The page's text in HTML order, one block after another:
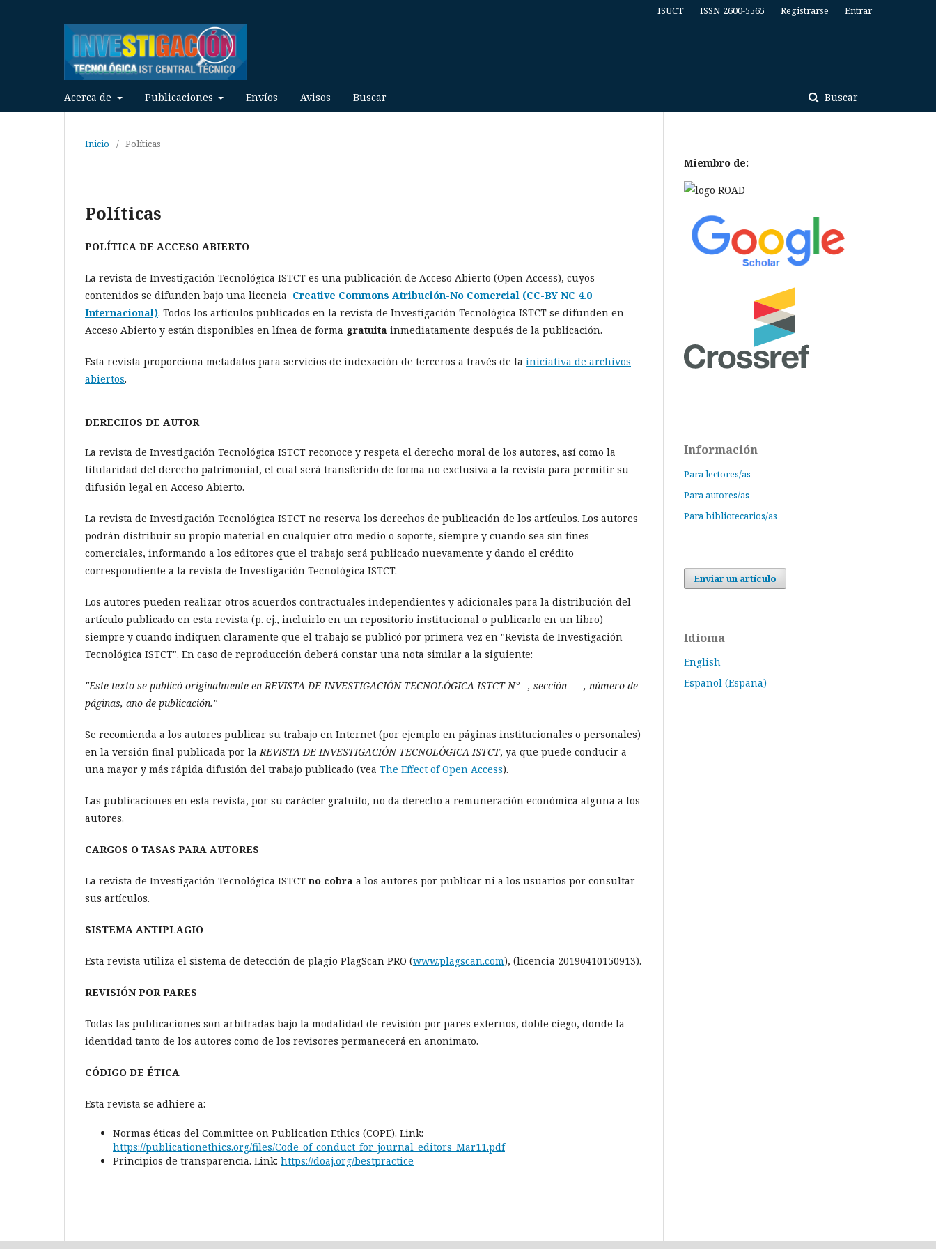
Acerca de Publicaciones Envíos Avisos Buscar Buscar
ISUCT ISSN 2600-5565 Registrarse Entrar
Inicio / Políticas
Políticas
POLÍTICA DE ACCESO ABIERTO
La revista de Investigación Tecnológica ISTCT es una publicación de Acceso Abierto (Open Access), cuyos
contenidos se difunden bajo una licencia Creative Commons Atribución-No Comercial (CC-BY NC 4.0
Internacional). Todos los artículos publicados en la revista de Investigación Tecnológica ISTCT se difunden en
Acceso Abierto y están disponibles en línea de forma gratuita inmediatamente después de la publicación.
Esta revista proporciona metadatos para servicios de indexación de terceros a través de la iniciativa de archivos
abiertos.
DERECHOS DE AUTOR
La revista de Investigación Tecnológica ISTCT reconoce y respeta el derecho moral de los autores, así como la
titularidad del derecho patrimonial, el cual será transferido de forma no exclusiva a la revista para permitir su
difusión legal en Acceso Abierto.
La revista de Investigación Tecnológica ISTCT no reserva los derechos de publicación de los artículos. Los autores
podrán distribuir su propio material en cualquier otro medio o soporte, siempre y cuando sea sin fines
comerciales, informando a los editores que el trabajo será publicado nuevamente y dando el crédito
correspondiente a la revista de Investigación Tecnológica ISTCT.
Los autores pueden realizar otros acuerdos contractuales independientes y adicionales para la distribución del
artículo publicado en esta revista (p. ej., incluirlo en un repositorio institucional o publicarlo en un libro)
siempre y cuando indiquen claramente que el trabajo se publicó por primera vez en "Revista de Investigación
Tecnológica ISTCT". En caso de reproducción deberá constar una nota similar a la siguiente:
"Este texto se publicó originalmente en REVISTA DE INVESTIGACIÓN TECNOLÓGICA ISTCT N° --, sección -----, número de
páginas, año de publicación."
Se recomienda a los autores publicar su trabajo en Internet (por ejemplo en páginas institucionales o personales)
en la versión final publicada por laREVISTA DE INVESTIGACIÓN TECNOLÓGICA ISTCT, ya que puede conducir a
una mayor y más rápida difusión del trabajo publicado (vea The Effect of Open Access).
Las publicaciones en esta revista, por su carácter gratuito, no da derecho a remuneración económica alguna a los
autores.
CARGOS O TASAS PARA AUTORES
La revista de Investigación Tecnológica ISTCTno cobra a los autores por publicar ni a los usuarios por consultar
sus artículos.
SISTEMA ANTIPLAGIO
Esta revista utiliza el sistema de detección de plagio PlagScan PRO (www.plagscan.com), (licencia 20190410150913).
REVISIÓN POR PARES
Todas las publicaciones son arbitradas bajo la modalidad de revisión por pares externos, doble ciego, donde la
identidad tanto de los autores como de los revisores permanecerá en anonimato.
CÓDIGO DE ÉTICA
Esta revista se adhiere a:
Normas éticas del Committee on Publication Ethics (COPE). Link:
https://publicationethics.org/files/Code_of_conduct_for_journal_editors_Mar11.pdf
Principios de transparencia. Link: https://doaj.org/bestpractice
Miembro de:
Información
Para lectores/as
Para autores/as
Para bibliotecarios/as
Enviar un artículo
Idioma
English
Español (España)